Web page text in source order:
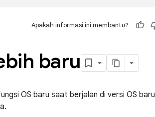
Apakah informasi ini membantu?
baru
OS baru saat berjalan di versi OS baru